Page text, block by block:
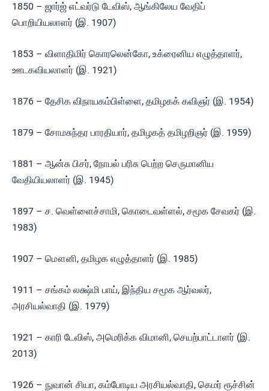
1850 – ஜார்ஜ் எட்வர்டு டேவிஸ், ஆங்கிலேய வேதிப்
பொறியியலாளர் (இ. 1907)
1853 – விளாதிமிர் கொரலென்கோ, உக்ரைனிய எழுத்தாளர்,
ஊடகவியலாளர் (இ. 1921)
1876 – தேசிக விநாயகம்பிள்ளை, தமிழகக் கவிஞர் (இ. 1954)
1879 – சோமசுந்தர பாரதியார், தமிழகத் தமிழறிஞர் (இ. 1959)
1881 – ஆன்சு பிசர், நோபல் பரிசு பெற்ற செருமானிய
வேதியியலாளர் (இ. 1945)
1897 – ச. வெள்ளைச்சாமி, கொடைவள்ளல், சமூக சேவகர் (இ.
1983)
1907 – மௌனி, தமிழக எழுத்தாளர் (இ. 1985)
1911 – சங்கம் லக்ஷ்மி பாய், இந்திய சமூக ஆர்வலர்,
அரசியல்வாதி (இ. 1979)
1921 – காரி டேவிஸ், அமெரிக்க விமானி, செயற்பாட்டாளர் (இ.
2013)
1926 – நுவான் சியா, கம்போடிய அரசியல்வாதி, கெமர் ரூச்சின்